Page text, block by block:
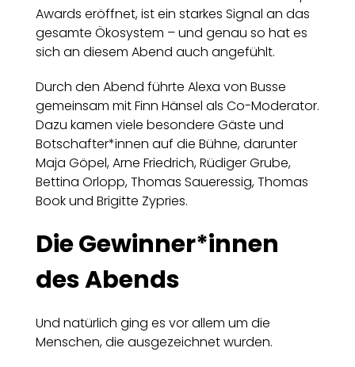
Awards eröffnet, ist ein starkes Signal an das
gesamte Ökosystem – und genau so hat es
sich an diesem Abend auch angefühlt.
Durch den Abend führte Alexa von Busse
gemeinsam mit Finn Hänsel als Co-Moderator.
Dazu kamen viele besondere Gäste und
Botschafter*innen auf die Bühne, darunter
Maja Göpel, Arne Friedrich, Rüdiger Grube,
Bettina Orlopp, Thomas Saueressig, Thomas
Book und Brigitte Zypries.
Die Gewinner*innen
des Abends
Und natürlich ging es vor allem um die
Menschen, die ausgezeichnet wurden.